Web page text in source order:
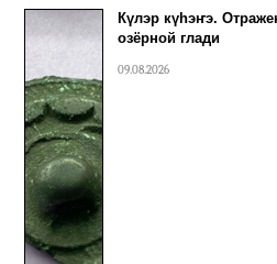
Күлэр күhэҥэ.
озёрной глади
09.08.2026